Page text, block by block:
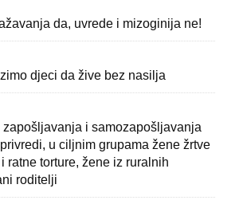
da, uvrede i mizoginija ne!
djeci da žive bez nasilja
zapošljavanja i samozapošljavanja
u ciljnim grupama žene žrtve
ratne torture, žene iz ruralnih
roditelji